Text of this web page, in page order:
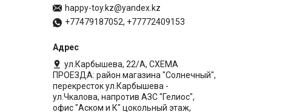
happy-toy.kz@yandex.kz
+77479187052, +77772409153
ул.Карбышева, 22/А, СХЕМА
ПРОЕЗДА: район магазина "Солнечный",
перекресток ул.Карбышева -
ул.Чкалова, напротив АЗС "Гелиос",
офис "Аском и К" цокольный этаж,